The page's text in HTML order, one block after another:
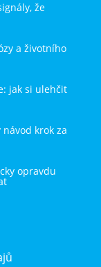
že
a životního
jak si ulehčit
krok za
opravdu